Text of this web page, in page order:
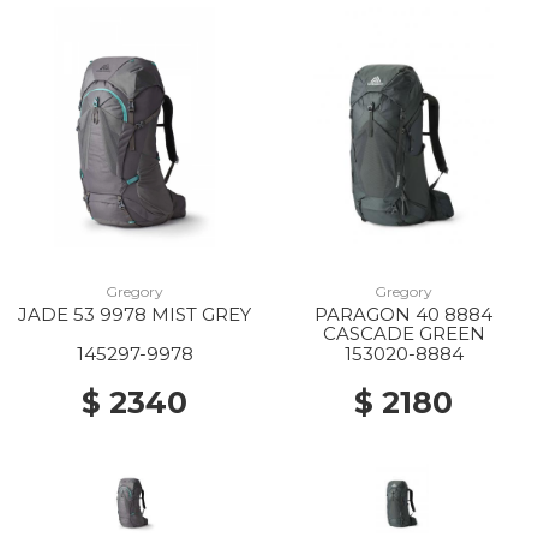
Gregory
JADE 53 9978 MIST GREY
145297-9978
$ 2340
Gregory
PARAGON 40 8884
CASCADE GREEN
153020-8884
$ 2180